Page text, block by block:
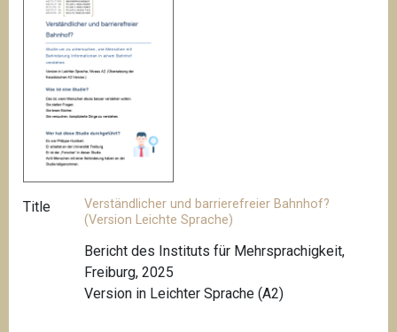
Title
Verständlicher und barrierefreier Bahnhof?
(Version Leichte Sprache)
Bericht des Instituts für Mehrsprachigkeit,
Freiburg, 2025
Version in Leichter Sprache (A2)